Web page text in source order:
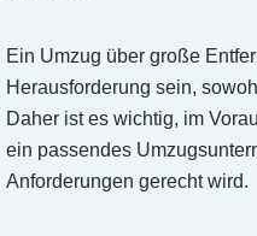
Ein Umzug über große
Herausforderung sein,
Daher ist es wichtig, im
ein passendes
Anforderungen gerecht wird.